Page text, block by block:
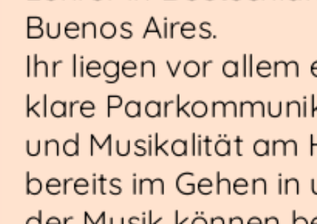
Buenos Aires.
Ihr liegen vor allem
klare
und Musikalität am
bereits im Gehen in